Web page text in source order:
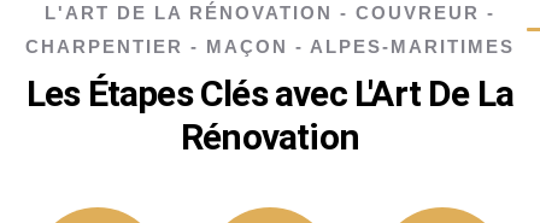
L'ART DE LA RÉNOVATION - COUVREUR -
CHARPENTIER - MAÇON - ALPES-MARITIMES
Les Étapes Clés avec L'Art De La
Rénovation